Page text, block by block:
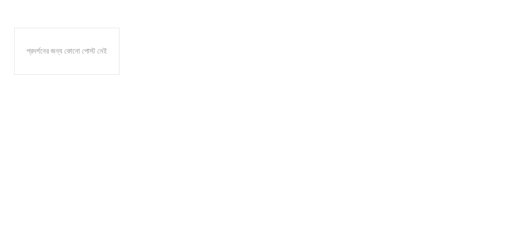
প্রদর্শনের জন্য কোনো পোস্ট নেই